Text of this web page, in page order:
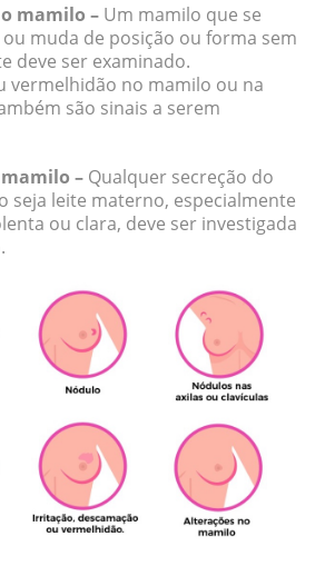
mamilo – Um mamilo que se
muda de posição ou forma sem
deve ser examinado.
vermelhidão no mamilo ou na
são sinais a serem
mamilo – Qualquer secreção do
seja leite materno, especialmente
ou clara, deve ser investigada